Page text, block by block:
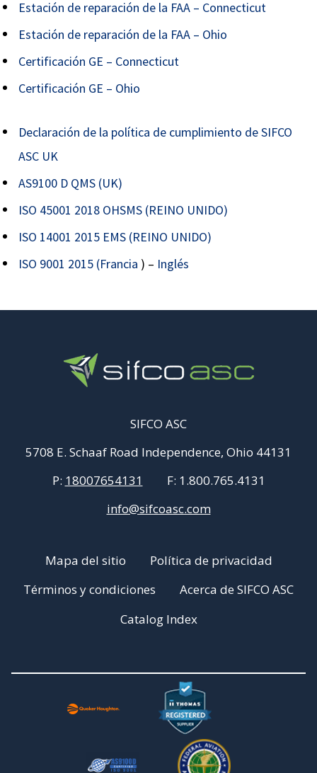
Estación de reparación de la FAA – Connecticut
Estación de reparación de la FAA – Ohio
Certificación GE – Connecticut
Certificación GE – Ohio
Declaración de la política de cumplimiento de SIFCO
ASC UK
AS9100 D QMS (UK)
ISO 45001 2018 OHSMS (REINO UNIDO)
ISO 14001 2015 EMS (REINO UNIDO)
ISO 9001 2015 (Francia ) – Inglés
SIFCO ASC
5708 E. Schaaf Road Independence, Ohio 44131
P: 18007654131 F: 1.800.765.4131
info@sifcoasc.com
Mapa del sitio
Política de privacidad
Términos y condiciones
Acerca de SIFCO ASC
Catalog Index